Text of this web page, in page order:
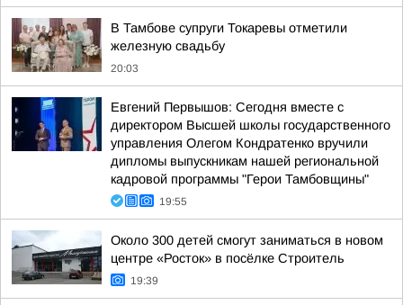
В Тамбове супруги Токаревы отметили
железную свадьбу
20:03
Евгений Первышов: Сегодня вместе с
директором Высшей школы государственного
управления Олегом Кондратенко вручили
дипломы выпускникам нашей региональной
кадровой программы "Герои Тамбовщины"
19:55
Около 300 детей смогут заниматься в новом
центре «Росток» в посёлке Строитель
19:39